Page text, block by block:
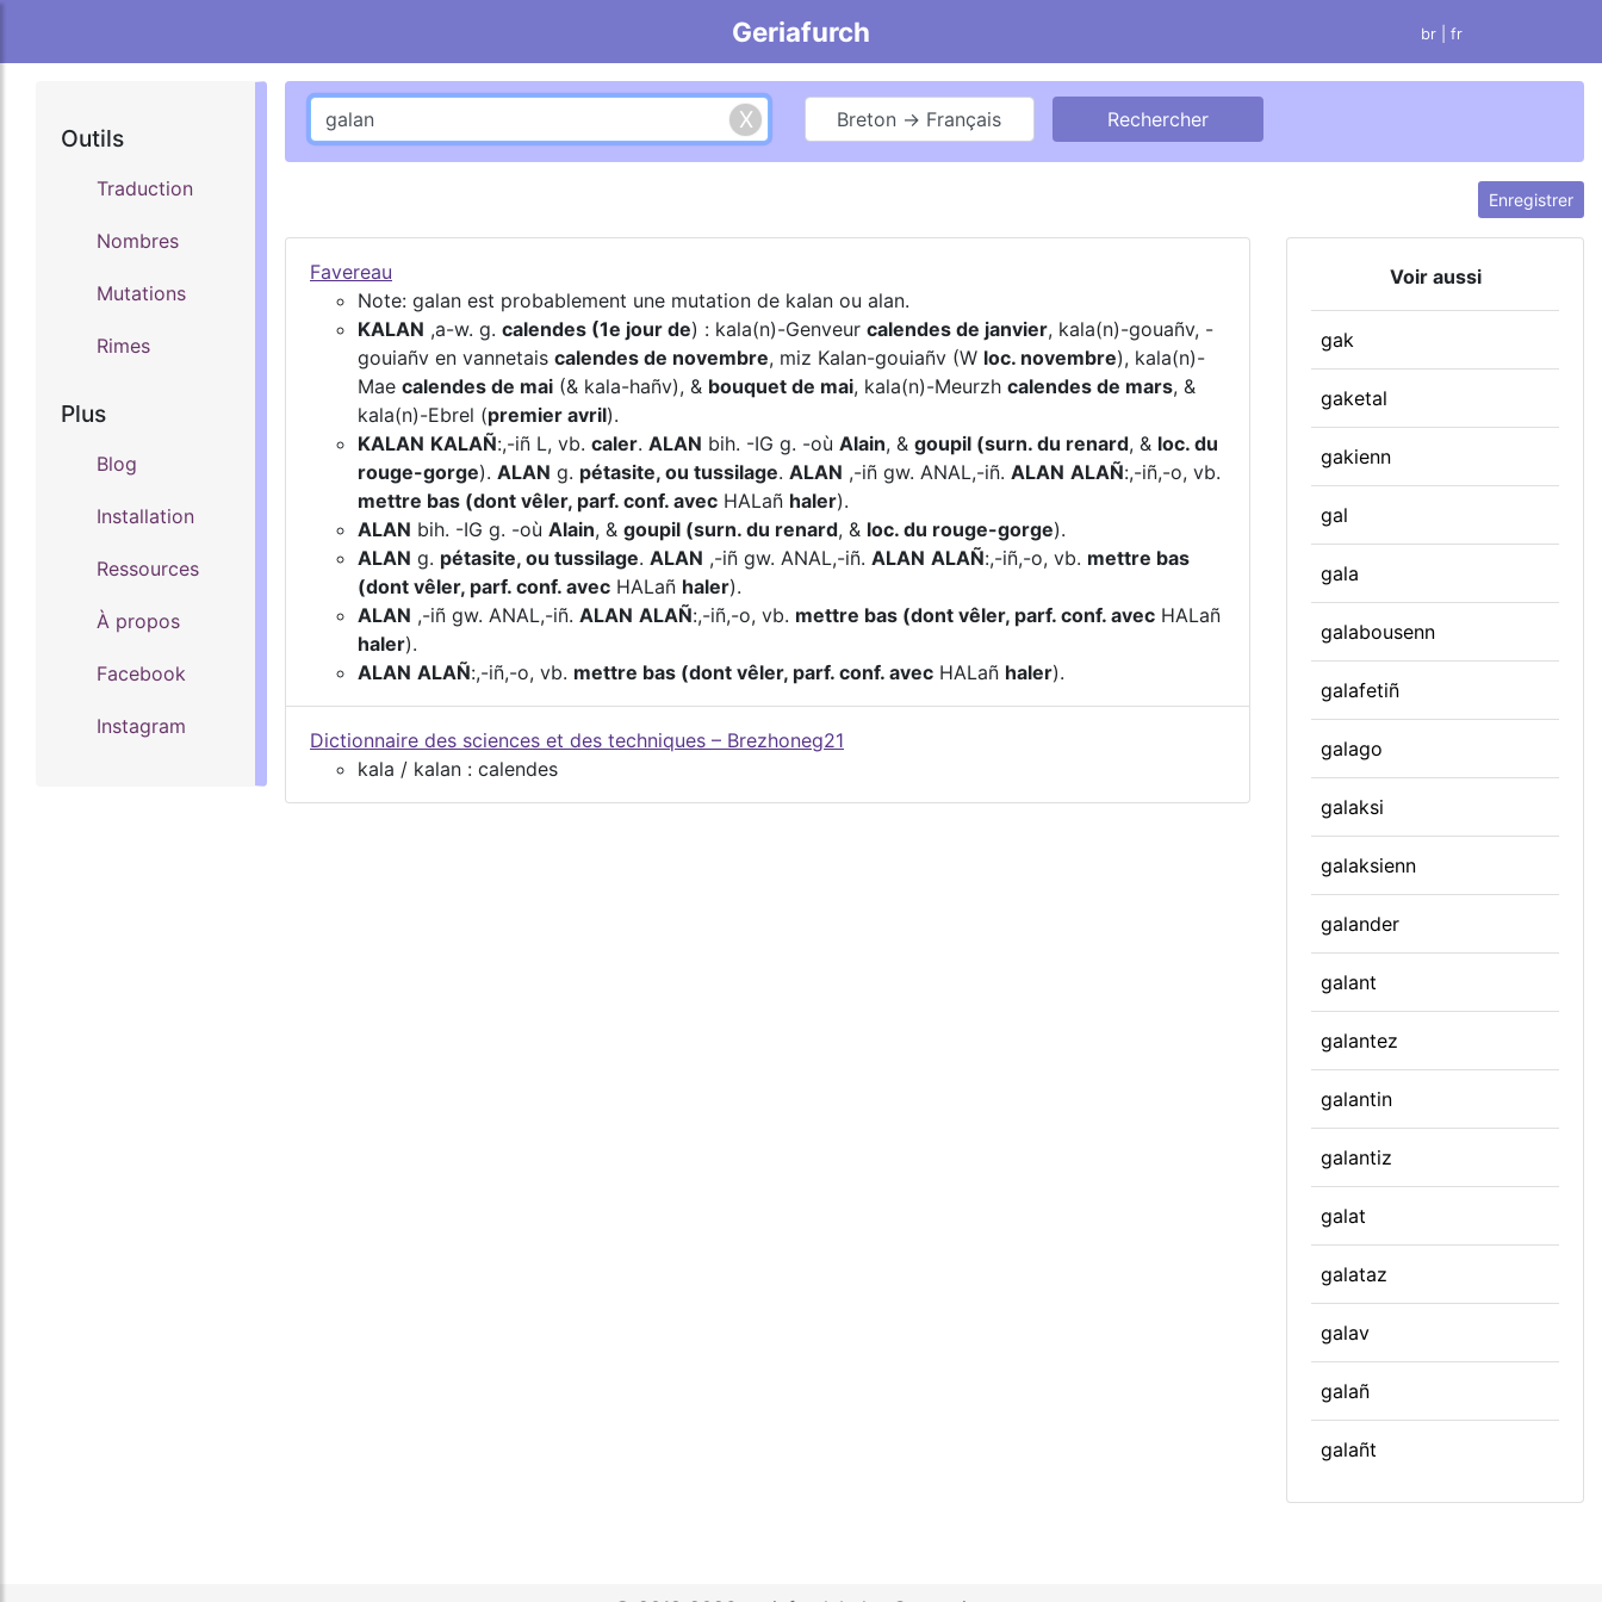
Geriafurch br | fr
Outils
Traduction
Nombres
Mutations
Rimes
Plus
Blog
Installation
Ressources
À propos
Facebook
Instagram
Breton → Français
Enregistrer
Favereau
Note: galan est probablement une mutation de kalan ou alan.
KALAN ,a-w. g. calendes (1e jour de) : kala(n)-Genveur calendes de janvier, kala(n)-gouañv, -
gouiañv en vannetais calendes de novembre, miz Kalan-gouiañv (W loc. novembre), kala(n)-
Mae calendes de mai (& kala-hañv), & bouquet de mai, kala(n)-Meurzh calendes de mars, &
kala(n)-Ebrel (premier avril).
KALAN KALAÑ:,-iñ L, vb. caler. ALAN bih. -IG g. -où Alain, & goupil (surn. du renard, & loc. du
rouge-gorge). ALAN g. pétasite, ou tussilage. ALAN ,-iñ gw. ANAL,-iñ. ALAN ALAÑ:,-iñ,-o, vb.
mettre bas (dont vêler, parf. conf. avec HALañ haler).
ALAN bih. -IG g. -où Alain, & goupil (surn. du renard, & loc. du rouge-gorge).
ALAN g. pétasite, ou tussilage. ALAN ,-iñ gw. ANAL,-iñ. ALAN ALAÑ:,-iñ,-o, vb. mettre bas
(dont vêler, parf. conf. avec HALañ haler).
ALAN ,-iñ gw. ANAL,-iñ. ALAN ALAÑ:,-iñ,-o, vb. mettre bas (dont vêler, parf. conf. avec HALañ
haler).
ALAN ALAÑ:,-iñ,-o, vb. mettre bas (dont vêler, parf. conf. avec HALañ haler).
Dictionnaire des sciences et des techniques – Brezhoneg21
kala / kalan : calendes
Voir aussi
gak
gaketal
gakienn
gal
gala
galabousenn
galafetiñ
galago
galaksi
galaksienn
galander
galant
galantez
galantin
galantiz
galat
galataz
galav
galañ
galañt